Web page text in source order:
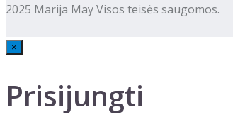
2025 Marija May Visos teisės
×
Prisijungti